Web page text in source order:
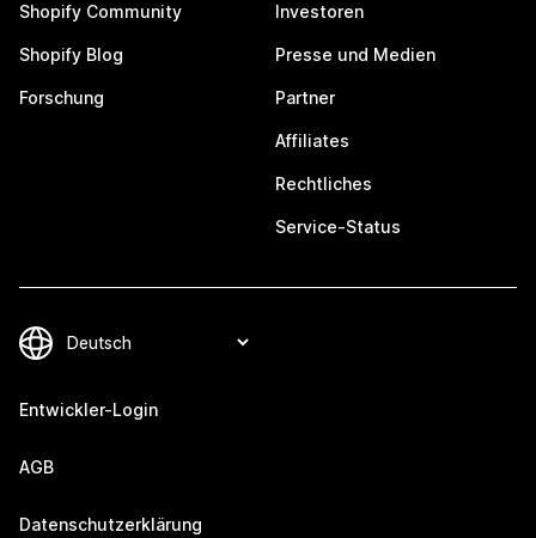
Shopify Community
Shopify Blog
Forschung
Investoren
Presse und Medien
Partner
Affiliates
Rechtliches
Service-Status
Entwickler-Login
AGB
Datenschutzerklärung